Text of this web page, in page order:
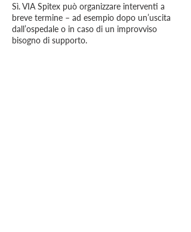
Sì. VIA Spitex può organizzare interventi a
breve termine – ad esempio dopo un’uscita
dall’ospedale o in caso di un improvviso
bisogno di supporto.